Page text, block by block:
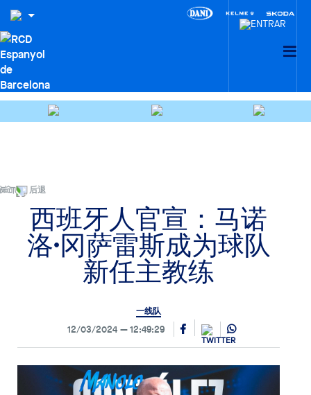
后退
西班牙人官宣：马诺
洛·冈萨雷斯成为球队
新任主教练
一线队
12/03/2024 12:49:29